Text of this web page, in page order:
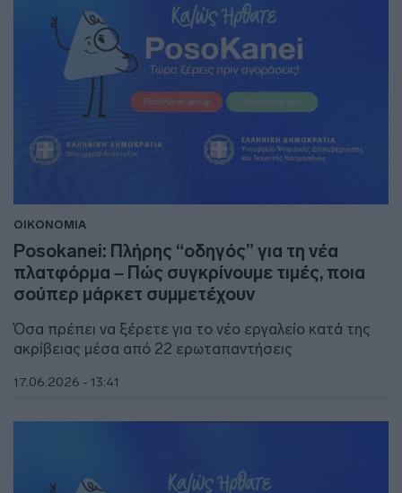
ΟΙΚΟΝΟΜΙΑ
Posokanei: Πλήρης “οδηγός” για τη νέα
πλατφόρμα – Πώς συγκρίνουμε τιμές, ποια
σούπερ μάρκετ συμμετέχουν
Όσα πρέπει να ξέρετε για το νέο εργαλείο κατά της
ακρίβειας μέσα από 22 ερωταπαντήσεις
17.06.2026 - 13:41